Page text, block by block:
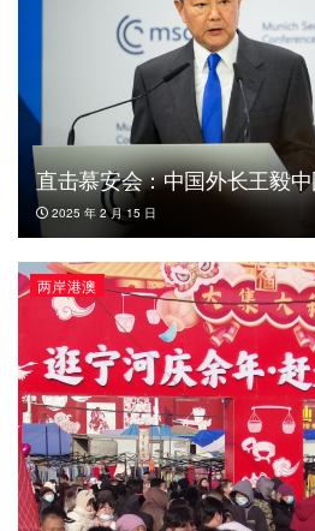
直击慕安会：中国外长王毅
2025 年 2 月 15 日
两岸港澳